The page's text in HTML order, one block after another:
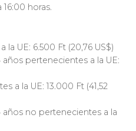
horas.
la UE: 6.500 Ft(20,76 US$)
pertenecientes a la UE:
a la UE: 13.000 Ft(41,52
años no pertenecientes a la